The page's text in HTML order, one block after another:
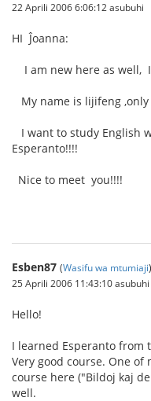
22 Aprili 2006 6:06:12 asubuhi
HI Ĵoanna:
I am new here as well,
My name is lijifeng ,only
I want to study English
Esperanto!!!!
Nice to meet you!!!!
Esben87 (Wasifu wa mtumiaji)
25 Aprili 2006 11:43:10 asubuhi
Hello!
I learned Esperanto from
Very good course. One
course here ("Bildoj kaj
well.